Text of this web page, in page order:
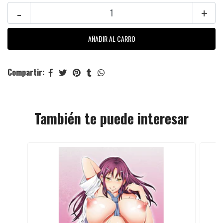
+
-
Compartir:
También te puede interesar